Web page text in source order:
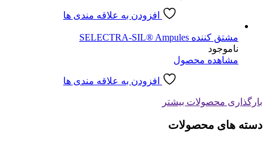
افزودن به علاقه مندی ها
مشتق کننده SELECTRA-SIL® Ampules
ناموجود
مشاهده محصول
افزودن به علاقه مندی ها
بارگذاری محصولات بیشتر
دسته های محصولات